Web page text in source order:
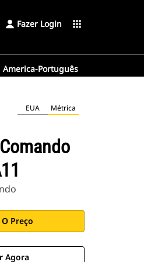
Fazer Login apps
America-Português
EUA Métrica
Preço
Agora